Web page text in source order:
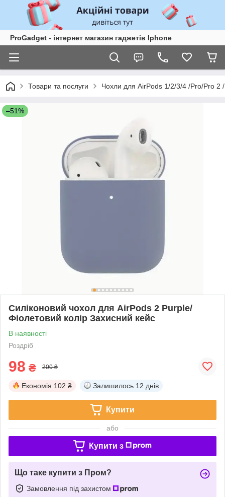
ProGadget - iнтернет магазин гаджетів Iphone
Товари та послуги Чохли для AirPods 1/2/3/4 /Pro/Pro 2
–51%
Силіконовий чохол для AirPods 2 Purple/
Фіолетовий колір Захисний кейс
В наявності
Роздріб
98 ₴ 200 ₴
Економія 102 ₴ Залишилось 12 днів
Купити
або
Купити з
Що таке купити з Пром?
Замовлення під захистом